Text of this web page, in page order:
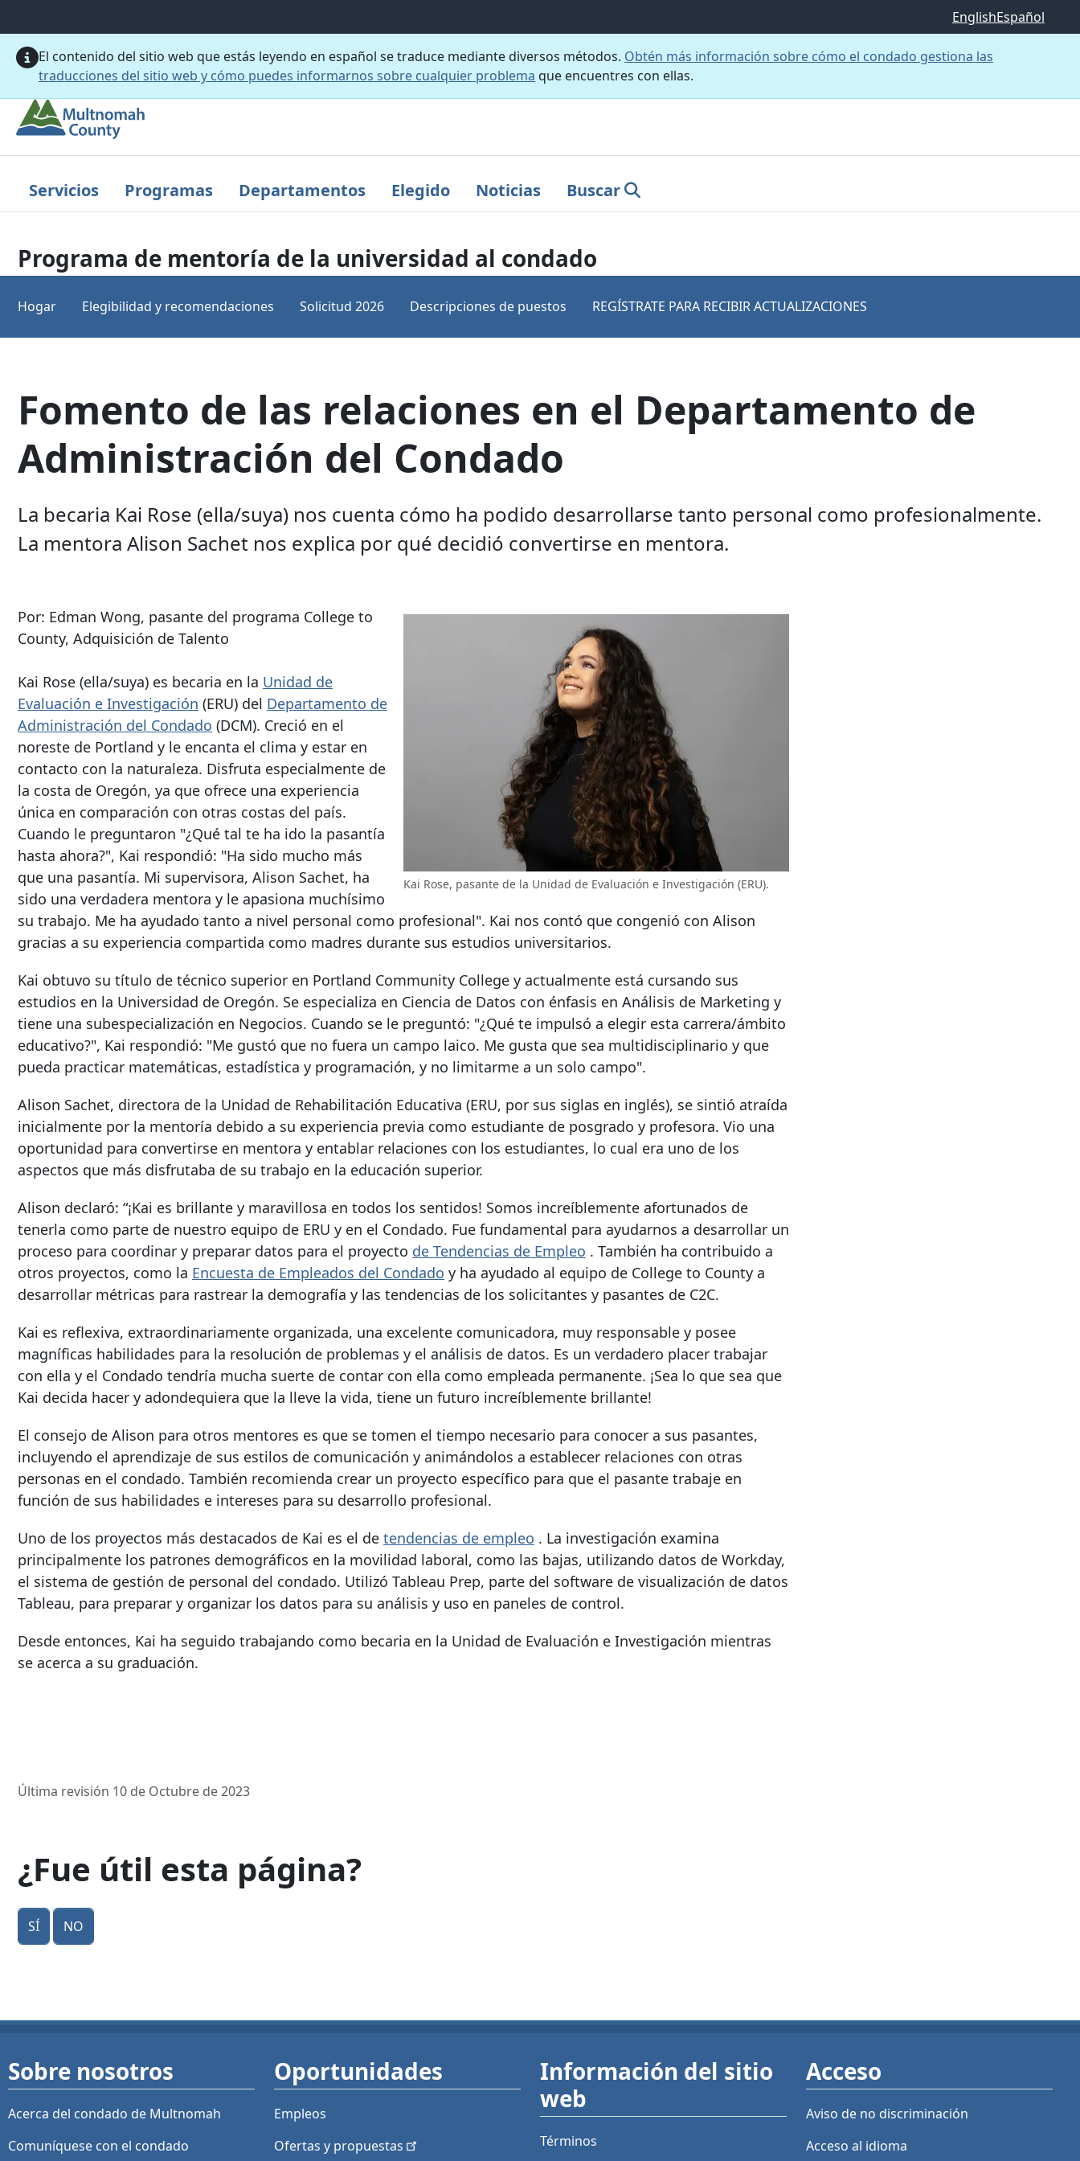
EnglishEspañol
El contenido del sitio web que estás leyendo en español se traduce mediante diversos métodos. Obtén más información sobre cómo el condado gestiona las
traducciones del sitio web y cómo puedes informarnos sobre cualquier problema que encuentres con ellas.
Servicios Programas Departamentos Elegido Noticias Buscar
Programa de mentoría de la universidad al condado
Hogar Elegibilidad y recomendaciones Solicitud 2026 Descripciones de puestos REGÍSTRATE PARA RECIBIR ACTUALIZACIONES
Fomento de las relaciones en el Departamento de
Administración del Condado
La becaria Kai Rose (ella/suya) nos cuenta cómo ha podido desarrollarse tanto personal como profesionalmente.
La mentora Alison Sachet nos explica por qué decidió convertirse en mentora.
Kai Rose, pasante de la Unidad de Evaluación e Investigación (ERU).
Por: Edman Wong, pasante del programa College to
County, Adquisición de Talento
Kai Rose (ella/suya) es becaria en la Unidad de
Evaluación e Investigación (ERU) del Departamento de
Administración del Condado (DCM). Creció en el
noreste de Portland y le encanta el clima y estar en
contacto con la naturaleza. Disfruta especialmente de
la costa de Oregón, ya que ofrece una experiencia
única en comparación con otras costas del país.
Cuando le preguntaron "¿Qué tal te ha ido la pasantía
hasta ahora?", Kai respondió: "Ha sido mucho más
que una pasantía. Mi supervisora, Alison Sachet, ha
sido una verdadera mentora y le apasiona muchísimo
su trabajo. Me ha ayudado tanto a nivel personal como profesional". Kai nos contó que congenió con Alison
gracias a su experiencia compartida como madres durante sus estudios universitarios.
Kai obtuvo su título de técnico superior en Portland Community College y actualmente está cursando sus
estudios en la Universidad de Oregón. Se especializa en Ciencia de Datos con énfasis en Análisis de Marketing y
tiene una subespecialización en Negocios. Cuando se le preguntó: "¿Qué te impulsó a elegir esta carrera/ámbito
educativo?", Kai respondió: "Me gustó que no fuera un campo laico. Me gusta que sea multidisciplinario y que
pueda practicar matemáticas, estadística y programación, y no limitarme a un solo campo".
Alison Sachet, directora de la Unidad de Rehabilitación Educativa (ERU, por sus siglas en inglés), se sintió atraída
inicialmente por la mentoría debido a su experiencia previa como estudiante de posgrado y profesora. Vio una
oportunidad para convertirse en mentora y entablar relaciones con los estudiantes, lo cual era uno de los
aspectos que más disfrutaba de su trabajo en la educación superior.
Alison declaró: “¡Kai es brillante y maravillosa en todos los sentidos! Somos increíblemente afortunados de
tenerla como parte de nuestro equipo de ERU y en el Condado. Fue fundamental para ayudarnos a desarrollar un
proceso para coordinar y preparar datos para el proyecto de Tendencias de Empleo . También ha contribuido a
otros proyectos, como la Encuesta de Empleados del Condado y ha ayudado al equipo de College to County a
desarrollar métricas para rastrear la demografía y las tendencias de los solicitantes y pasantes de C2C.
Kai es reflexiva, extraordinariamente organizada, una excelente comunicadora, muy responsable y posee
magníficas habilidades para la resolución de problemas y el análisis de datos. Es un verdadero placer trabajar
con ella y el Condado tendría mucha suerte de contar con ella como empleada permanente. ¡Sea lo que sea que
Kai decida hacer y adondequiera que la lleve la vida, tiene un futuro increíblemente brillante!
El consejo de Alison para otros mentores es que se tomen el tiempo necesario para conocer a sus pasantes,
incluyendo el aprendizaje de sus estilos de comunicación y animándolos a establecer relaciones con otras
personas en el condado. También recomienda crear un proyecto específico para que el pasante trabaje en
función de sus habilidades e intereses para su desarrollo profesional.
Uno de los proyectos más destacados de Kai es el de tendencias de empleo . La investigación examina
principalmente los patrones demográficos en la movilidad laboral, como las bajas, utilizando datos de Workday,
el sistema de gestión de personal del condado. Utilizó Tableau Prep, parte del software de visualización de datos
Tableau, para preparar y organizar los datos para su análisis y uso en paneles de control.
Desde entonces, Kai ha seguido trabajando como becaria en la Unidad de Evaluación e Investigación mientras
se acerca a su graduación.
Última revisión 10 de Octubre de 2023
¿Fue útil esta página?
Sí No
Sobre nosotros
Acerca del condado de Multnomah
Comuníquese con el condado
Oportunidades
Empleos
Ofertas y propuestas
Información del sitio
web
Términos
Acceso
Aviso de no discriminación
Acceso al idioma